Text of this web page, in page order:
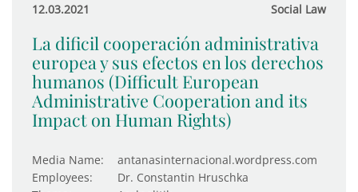
12.03.2021 Social Law
La dificil cooperación administrativa
europea y sus efectos en los derechos
humanos (Difficult European
Administrative Cooperation and its
Impact on Human Rights)
Media Name:
antanasinternacional.wordpress.com
Employees:
Dr. Constantin Hruschka